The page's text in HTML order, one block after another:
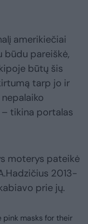
amerikiečiai
būdu pareiškė,
būtų šis
tarp jo ir
tikina portalas
moterys pateikė
2013-
prie jų.
pink masks for their